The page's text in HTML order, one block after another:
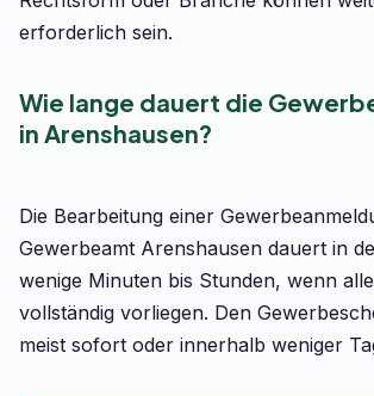
erforderlich sein.
Wie lange dauert die
in Arenshausen?
Die Bearbeitung einer
Gewerbeamt Arenshausen dauert in
wenige Minuten bis Stunden, wenn
vollständig vorliegen. Den
meist sofort oder innerhalb weniger